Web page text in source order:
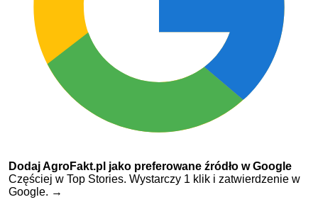
Dodaj AgroFakt.pl jako preferowane źródło w Google
Częściej w Top Stories. Wystarczy 1 klik i zatwierdzenie w
Google. →